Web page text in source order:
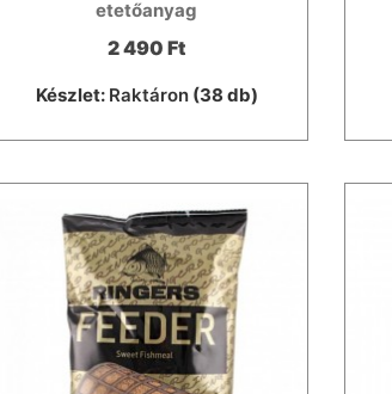
etetőanyag
2 490 Ft
Készlet: Raktáron(38 db)